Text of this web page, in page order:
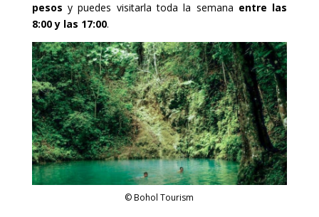
pesos y puedes visitarla toda la semana entre las
8:00 y las 17:00.
© Bohol Tourism